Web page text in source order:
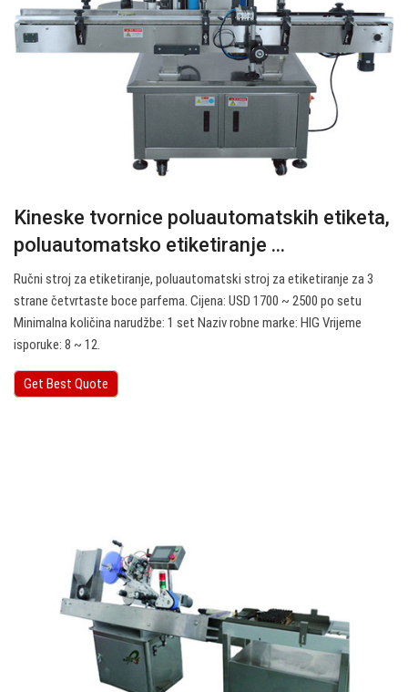
Kineske tvornice poluautomatskih etiketa,
poluautomatsko etiketiranje ...
Ručni stroj za etiketiranje, poluautomatski stroj za etiketiranje za 3
strane četvrtaste boce parfema. Cijena: USD 1700 ~ 2500 po setu
Minimalna količina narudžbe: 1 set Naziv robne marke: HIG Vrijeme
isporuke: 8 ~ 12.
Get Best Quote